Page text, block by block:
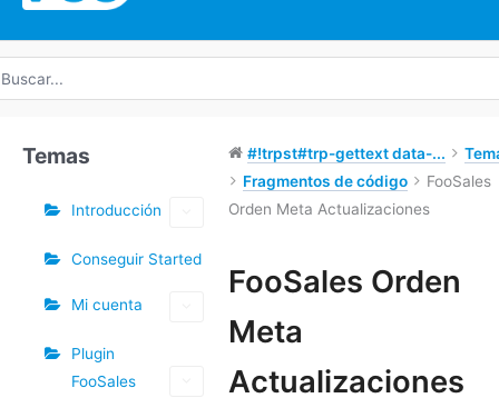
Temas
Introducción
Conseguir Started
Mi cuenta
Plugin
FooSales
#!trpst#trp-gettext data-...
Fragmentos de código
FooSales
Orden Meta Actualizaciones
FooSales Orden
Meta
Actualizaciones
Etiquetas